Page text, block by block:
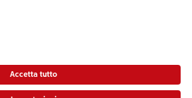
ed eventuali spese di spedizione escluse come
mostrato potrebbe avere un prezzo più alto.
|Privacy|Info legali